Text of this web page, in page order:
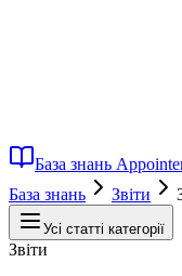
База знань
База знань
Звіти
Усі статті категорії
Звіти